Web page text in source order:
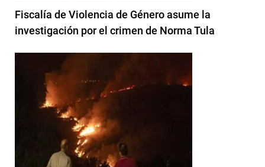
Fiscalía de Violencia de Género asume la
investigación por el crimen de Norma Tula